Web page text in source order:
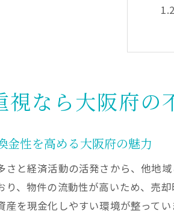
視なら大阪府の
金性を高める大阪府の魅力
さと経済活動の活発さから、他地
り、物件の流動性が高いため、売
を現金化しやすい環境が整ってい